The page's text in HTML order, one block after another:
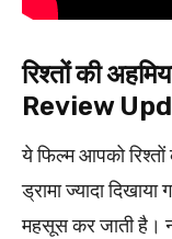
रिश्तों की
Review
ये फिल्म आपको
ड्रामा ज्यादा
महसूस कर जाती है।